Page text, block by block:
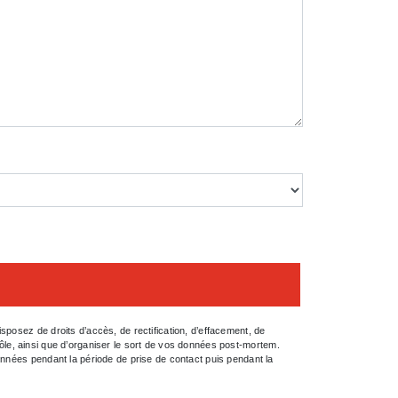
de droits d’accès, de rectification, d’effacement, de
ainsi que d’organiser le sort de vos données post-mortem.
pendant la période de prise de contact puis pendant la